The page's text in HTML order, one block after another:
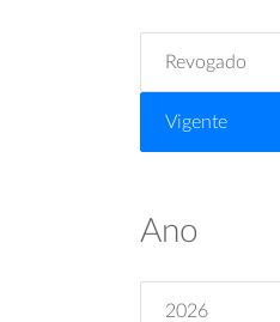
Revogado
Vigente
Ano
2026